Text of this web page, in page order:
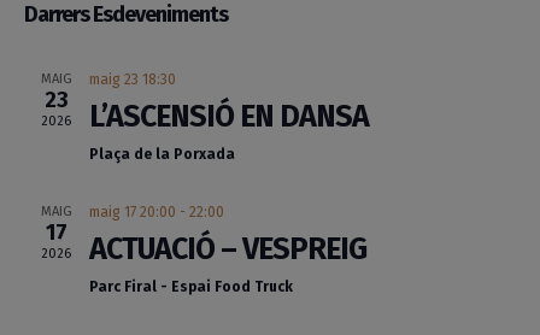
una
Darrers Esdeveniments
MAIG
23
2026
maig 23 18:30
L’ASCENSIÓ EN DANSA
Plaça de la Porxada
MAIG
17
2026
maig 17 20:00 - 22:00
ACTUACIÓ – VESPREIG
Parc Firal - Espai Food Truck